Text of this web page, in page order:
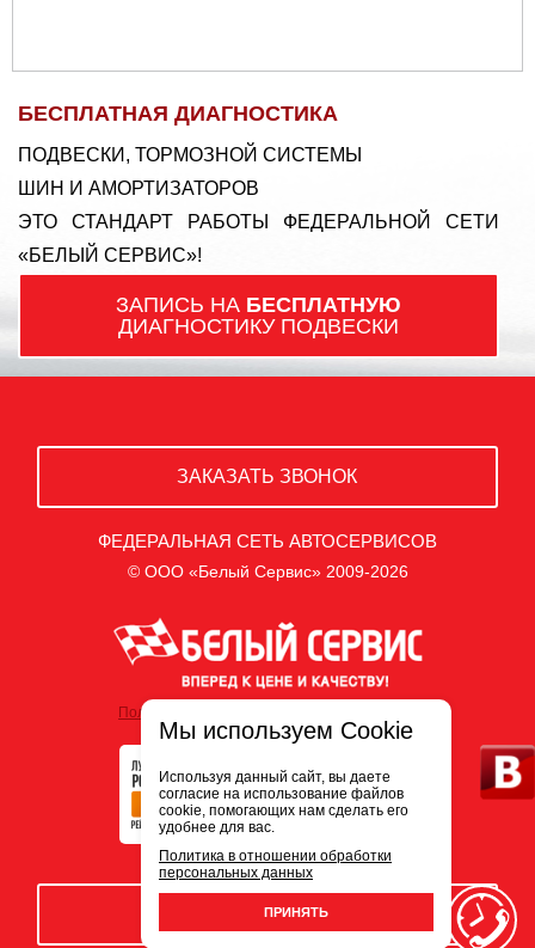
БЕСПЛАТНАЯ ДИАГНОСТИКА
ПОДВЕСКИ, ТОРМОЗНОЙ СИСТЕМЫ
ШИН И АМОРТИЗАТОРОВ
ЭТО СТАНДАРТ РАБОТЫ ФЕДЕРАЛЬНОЙ СЕТИ
«БЕЛЫЙ СЕРВИС»!
ЗАПИСЬ НА БЕСПЛАТНУЮ
ДИАГНОСТИКУ ПОДВЕСКИ
ЗАКАЗАТЬ ЗВОНОК
ФЕДЕРАЛЬНАЯ СЕТЬ АВТОСЕРВИСОВ
© ООО «Белый Сервис» 2009-2026
Политика обработки персональных данных
ЗАПИСЬ НА СЕРВИС
Мы используем Cookie
Используя данный сайт, вы даете
согласие на использование файлов
cookie, помогающих нам сделать его
удобнее для вас.
Политика в отношении обработки
персональных данных
ПРИНЯТЬ